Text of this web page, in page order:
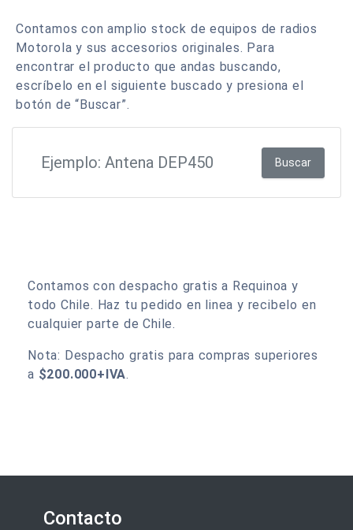
Contamos con amplio stock de equipos de radios
Motorola y sus accesorios originales. Para
encontrar el producto que andas buscando,
escríbelo en el siguiente buscado y presiona el
botón de “Buscar”.
Buscar
Contamos con despacho gratis a Requinoa y
todo Chile. Haz tu pedido en linea y recibelo en
cualquier parte de Chile.
Nota: Despacho gratis para compras superiores
a $200.000+IVA.
Contacto